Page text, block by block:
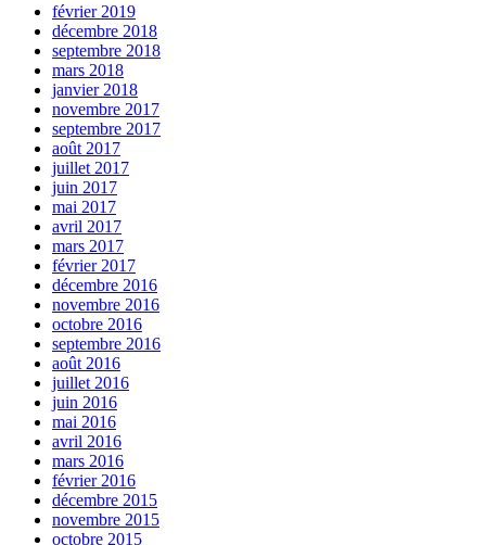
février 2019
décembre 2018
septembre 2018
mars 2018
janvier 2018
novembre 2017
septembre 2017
août 2017
juillet 2017
juin 2017
mai 2017
avril 2017
mars 2017
février 2017
décembre 2016
novembre 2016
octobre 2016
septembre 2016
août 2016
juillet 2016
juin 2016
mai 2016
avril 2016
mars 2016
février 2016
décembre 2015
novembre 2015
octobre 2015